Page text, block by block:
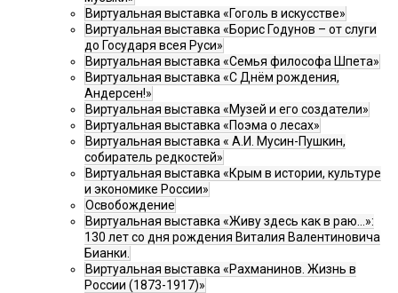
Виртуальная выставка «Гоголь в искусстве»
Виртуальная выставка «Борис Годунов – от слуги
до Государя всея Руси»
Виртуальная выставка «Семья философа Шпета»
Виртуальная выставка «С Днём рождения,
Андерсен!»
Виртуальная выставка «Музей и его создатели»
Виртуальная выставка «Поэма о лесах»
Виртуальная выставка « А.И. Мусин-Пушкин,
собиратель редкостей»
Виртуальная выставка «Крым в истории, культуре
и экономике России»
Освобождение
Виртуальная выставка «Живу здесь как в раю…»:
130 лет со дня рождения Виталия Валентиновича
Бианки.
Виртуальная выставка «Рахманинов. Жизнь в
России (1873-1917)»